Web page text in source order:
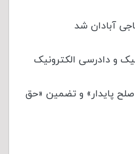
آبادان شد
و دادرسی الکترونیک
پایدار» و تضمین «حق